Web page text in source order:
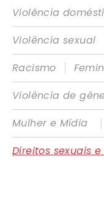
Violência
Violência sexual
Racismo
|
Violência de
Mulher e Mídia
|
Direitos sexuais